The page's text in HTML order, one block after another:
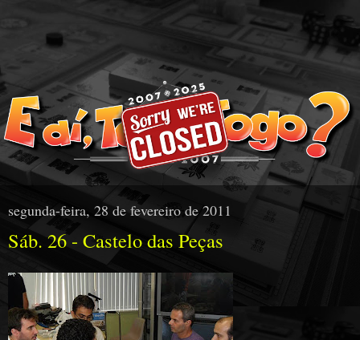
segunda-feira, 28 de fevereiro de 2011
Sáb. 26 - Castelo das Peças